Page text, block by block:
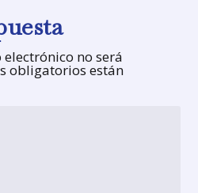
no será
obligatorios están